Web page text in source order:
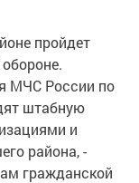
пройдет
МЧС России по
штабную
и
района, -
гражданской